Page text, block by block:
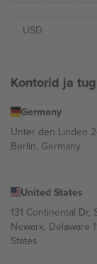
Kontorid ja
Germany
Unter den Linden
Berlin, Germany
United States
131 Continental Dr,
Newark, Delaware
States